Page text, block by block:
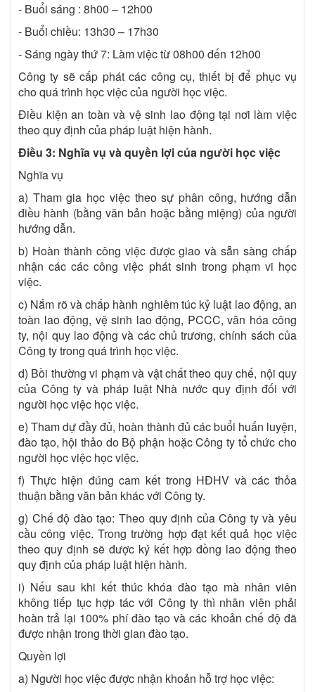
- Buổi sáng : 8h00 – 12h00
- Buổi chiều: 13h30 – 17h30
- Sáng ngày thứ 7: Làm việc từ 08h00 đến 12h00
Công ty sẽ cấp phát các công cụ, thiết bị để phục vụ
cho quá trình học việc của người học việc.
Điều kiện an toàn và vệ sinh lao động tại nơi làm việc
theo quy định của pháp luật hiện hành.
Điều 3: Nghĩa vụ và quyền lợi của người học việc
Nghĩa vụ
a) Tham gia học việc theo sự phân công, hướng dẫn
điều hành (bằng văn bản hoặc bằng miệng) của người
hướng dẫn.
b) Hoàn thành công việc được giao và sẵn sàng chấp
nhận các các công việc phát sinh trong phạm vi học
việc.
c) Nắm rõ và chấp hành nghiêm túc kỷ luật lao động, an
toàn lao động, vệ sinh lao động, PCCC, văn hóa công
ty, nội quy lao động và các chủ trương, chính sách của
Công ty trong quá trình học việc.
d) Bồi thường vi phạm và vật chất theo quy chế, nội quy
của Công ty và pháp luật Nhà nước quy định đối với
người học việc học việc.
e) Tham dự đầy đủ, hoàn thành đủ các buổi huấn luyện,
đào tạo, hội thảo do Bộ phận hoặc Công ty tổ chức cho
người học việc học việc.
f) Thực hiện đúng cam kết trong HĐHV và các thỏa
thuận bằng văn bản khác với Công ty.
g) Chế độ đào tạo: Theo quy định của Công ty và yêu
cầu công việc. Trong trường hợp đạt kết quả học việc
theo quy định sẽ được ký kết hợp đồng lao động theo
quy định của pháp luật hiện hành.
i) Nếu sau khi kết thúc khóa đào tạo mà nhân viên
không tiếp tục hợp tác với Công ty thì nhân viên phải
hoàn trả lại 100% phí đào tạo và các khoản chế độ đã
được nhận trong thời gian đào tạo.
Quyền lợi
a) Người học việc được nhận khoản hỗ trợ học việc: